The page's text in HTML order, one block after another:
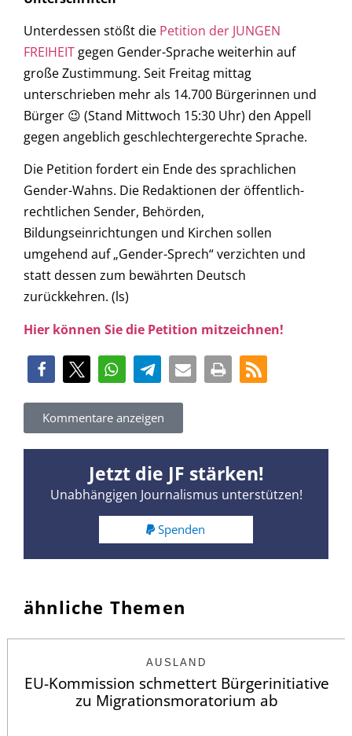
Unterdessen stößt die Petition der JUNGEN
FREIHEIT gegen Gender-Sprache weiterhin auf
große Zustimmung. Seit Freitag mittag
unterschrieben mehr als 14.700 Bürgerinnen und
Bürger 😉 (Stand Mittwoch 15:30 Uhr) den Appell
gegen angeblich geschlechtergerechte Sprache.
Die Petition fordert ein Ende des sprachlichen
Gender-Wahns. Die Redaktionen der öffentlich-
rechtlichen Sender, Behörden,
Bildungseinrichtungen und Kirchen sollen
umgehend auf „Gender-Sprech“ verzichten und
statt dessen zum bewährten Deutsch
zurückkehren. (ls)
Hier können Sie die Petition mitzeichnen!
Kommentare anzeigen
Jetzt die JF stärken!
Unabhängigen Journalismus unterstützen!
Spenden
ähnliche Themen
AUSLAND
EU-Kommission schmettert Bürgerinitiative
zu Migrationsmoratorium ab